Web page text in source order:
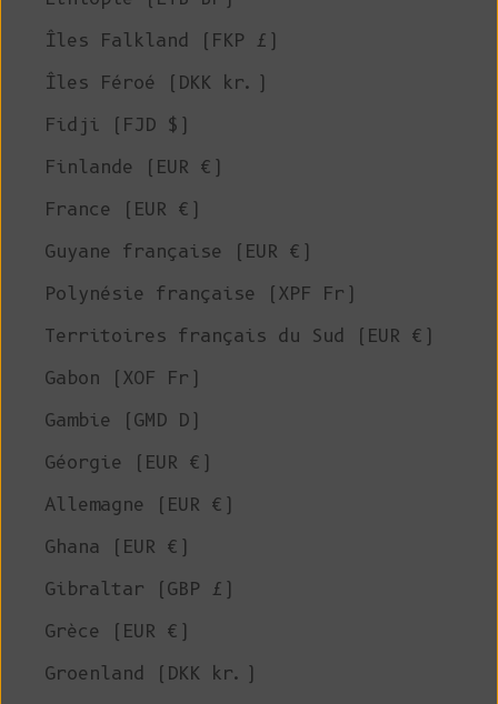
Îles Falkland (FKP £)
Îles Féroé (DKK kr.)
Fidji (FJD $)
Finlande (EUR €)
France (EUR €)
Guyane française (EUR €)
Polynésie française (XPF Fr)
Territoires français du Sud (EUR €)
Gabon (XOF Fr)
Gambie (GMD D)
Géorgie (EUR €)
Allemagne (EUR €)
Ghana (EUR €)
Gibraltar (GBP £)
Grèce (EUR €)
Groenland (DKK kr.)